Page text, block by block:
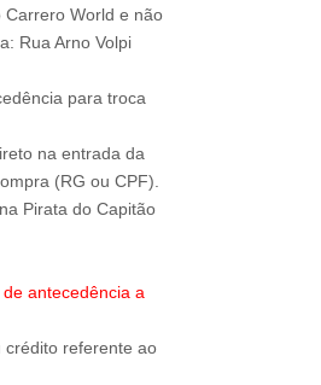
Carrero World e não
Rua Arno Volpi
para troca
na entrada da
(RG ou CPF).
Pirata do Capitão
antecedência a
crédito referente ao